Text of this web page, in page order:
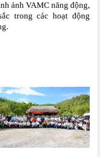
ảnh VAMC năng động,
trong các hoạt động